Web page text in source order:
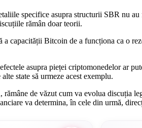
specifice asupra structurii SBR nu
rămân doar teorii.
capacității Bitcoin de a funcționa ca o
asupra pieței criptomonedelor ar
state să urmeze acest exemplu.
de văzut cum va evolua discuția
va determina, în cele din urmă,